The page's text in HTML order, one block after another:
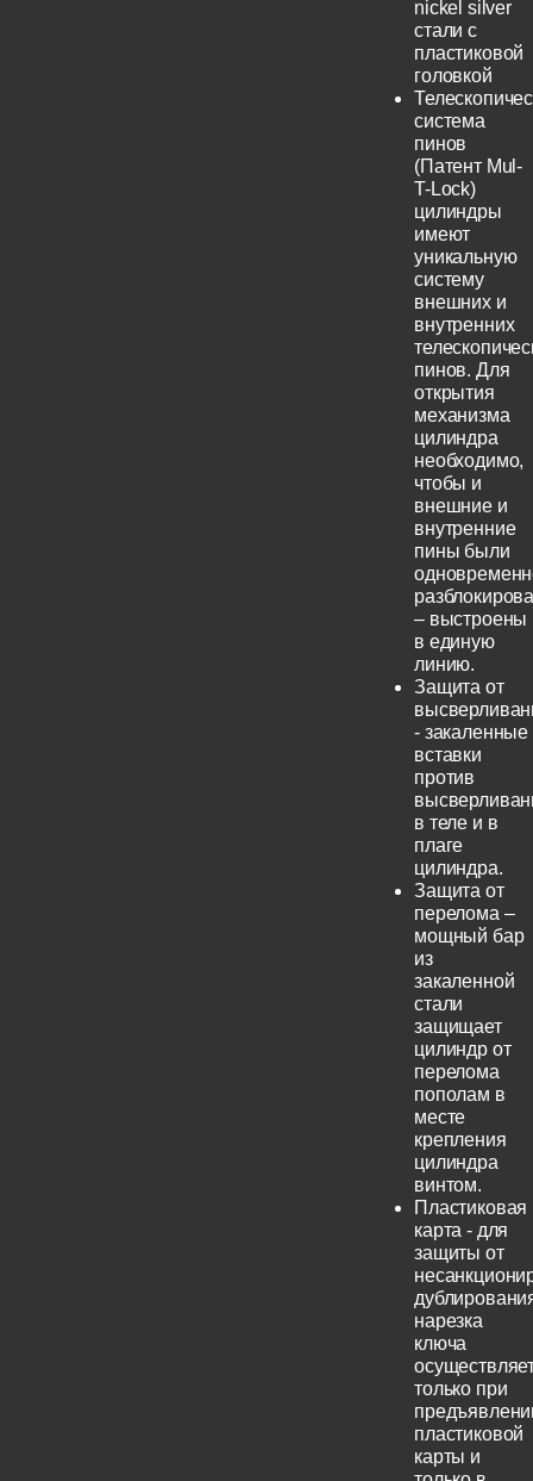
nickel silver
стали с
пластиковой
головкой
система
пинов
(Патент Mul-
T-Lock)
цилиндры
имеют
уникальную
систему
внешних и
внутренних
пинов. Для
открытия
механизма
цилиндра
необходимо,
чтобы и
внешние и
внутренние
пины были
– выстроены
в единую
линию.
Защита от
- закаленные
вставки
против
в теле и в
плаге
цилиндра.
Защита от
перелома –
мощный бар
из
закаленной
стали
защищает
цилиндр от
перелома
пополам в
месте
крепления
цилиндра
винтом.
Пластиковая
карта - для
защиты от
нарезка
ключа
только при
пластиковой
карты и